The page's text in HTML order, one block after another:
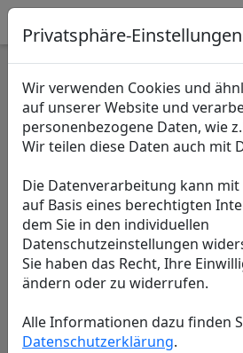
Privatsphäre-Einstellungen
Wir verwenden Cookies und
auf unserer Website und
personenbezogene Daten, wie
Wir teilen diese Daten auch mit
Die Datenverarbeitung kann
auf Basis eines berechtigten
dem Sie in den individuellen
Datenschutzeinstellungen
Sie haben das Recht, Ihre
ändern oder zu widerrufen.
Alle Informationen dazu finden
Datenschutzerklärung.
Code:*